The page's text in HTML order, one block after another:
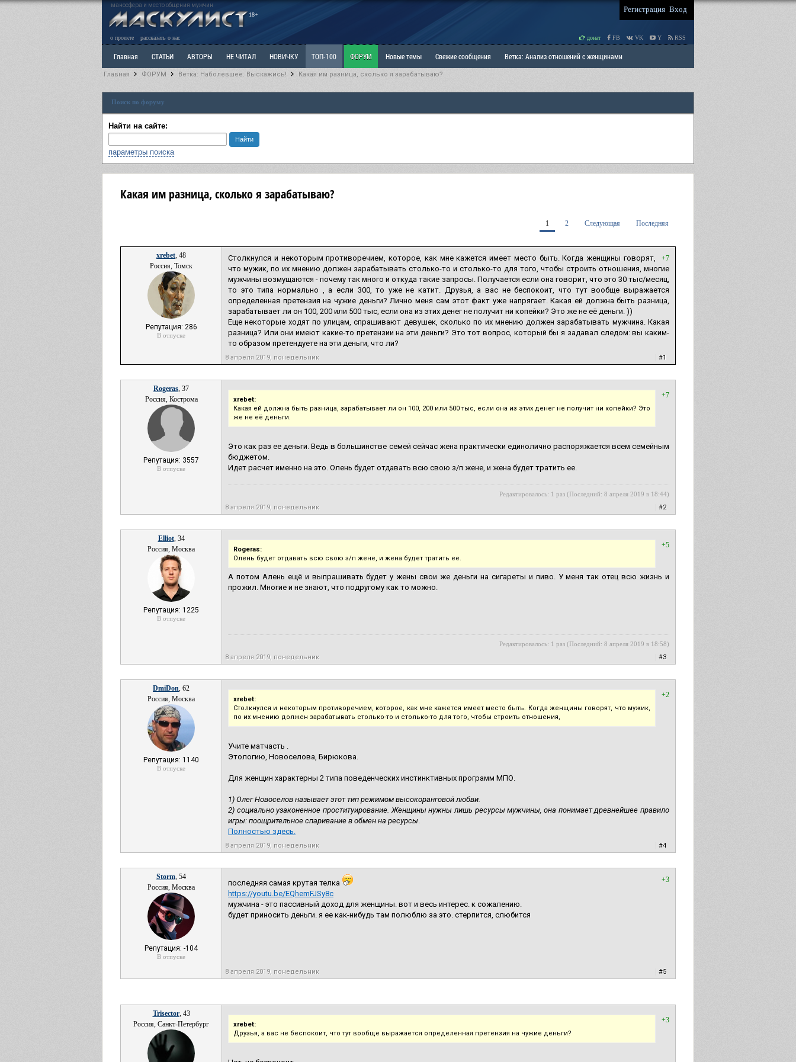
маносфера и место общения мужчин
18+
Регистрация Вход
о проекте рассказать о нас донат FB VK Y RSS
Главная СТАТЬИ АВТОРЫ НЕ ЧИТАЛ НОВИЧКУ ТОП-100 ФОРУМ Новые темы Свежие сообщения Ветка: Анализ отношений с женщинами
Ветка: Наболевшее. Выскажись! РАЗДЕЛ: Мы и Женщины
РАЗДЕЛ: Разное
Главная ФОРУМ Ветка: Наболевшее. Выскажись! Какая им разница, сколько я зарабатываю?
Поиск по форуму
Найти на сайте:
параметры поиска
Какая им разница, сколько я зарабатываю?
1 2 Следующая Последняя
xrebet, 48
Россия, Томск
Репутация: 286
В отпуске
+7
Столкнулся и некоторым противоречием, которое, как мне кажется имеет место быть. Когда женщины говорят,
что мужик, по их мнению должен зарабатывать столько-то и столько-то для того, чтобы строить отношения, многие
мужчины возмущаются - почему так много и откуда такие запросы. Получается если она говорит, что это 30 тыс/месяц,
то это типа нормально , а если 300, то уже не катит. Друзья, а вас не беспокоит, что тут вообще выражается
определенная претензия на чужие деньги? Лично меня сам этот факт уже напрягает. Какая ей должна быть разница,
зарабатывает ли он 100, 200 или 500 тыс, если она из этих денег не получит ни копейки? Это же не её деньги. ))
Еще некоторые ходят по улицам, спрашивают девушек, сколько по их мнению должен зарабатывать мужчина. Какая
разница? Или они имеют какие-то претензии на эти деньги? Это тот вопрос, который бы я задавал следом: вы каким-
то образом претендуете на эти деньги, что ли?
8 апреля 2019, понедельник #1
Rogeras, 37
Россия, Кострома
Репутация: 3557
В отпуске
+7
xrebet:
Какая ей должна быть разница, зарабатывает ли он 100, 200 или 500 тыс, если она из этих денег не получит ни копейки? Это
же не её деньги.
Это как раз ее деньги. Ведь в большинстве семей сейчас жена практически единолично распоряжается всем семейным
бюджетом.
Идет расчет именно на это. Олень будет отдавать всю свою з/п жене, и жена будет тратить ее.
Редактировалось: 1 раз (Последний: 8 апреля 2019 в 18:44)
8 апреля 2019, понедельник #2
Elliot, 34
Россия, Москва
Репутация: 1225
В отпуске
+5
Rogeras:
Олень будет отдавать всю свою з/п жене, и жена будет тратить ее.
А потом Алень ещё и выпрашивать будет у жены свои же деньги на сигареты и пиво. У меня так отец всю жизнь и
прожил. Многие и не знают, что подругому как то можно.
Редактировалось: 1 раз (Последний: 8 апреля 2019 в 18:58)
8 апреля 2019, понедельник #3
DmiDon, 62
Россия, Москва
Репутация: 1140
В отпуске
+2
xrebet:
Столкнулся и некоторым противоречием, которое, как мне кажется имеет место быть. Когда женщины говорят, что мужик,
по их мнению должен зарабатывать столько-то и столько-то для того, чтобы строить отношения,
Учите матчасть .
Этологию, Новоселова, Бирюкова.
Для женщин характерны 2 типа поведенческих инстинктивных программ МПО.
1) Олег Новоселов называет этот тип режимом высокоранговой любви.
2) социально узаконенное проституирование. Женщины нужны лишь ресурсы мужчины, она понимает древнейшее правило
игры: поощрительное спаривание в обмен на ресурсы.
Полностью здесь.
8 апреля 2019, понедельник #4
Storm, 54
Россия, Москва
Репутация: -104
В отпуске
+3
последняя самая крутая телка
https://youtu.be/EQhemFJSy8c
мужчина - это пассивный доход для женщины. вот и весь интерес. к сожалению.
будет приносить деньги. я ее как-нибудь там полюблю за это. стерпится, слюбится
8 апреля 2019, понедельник #5
Trisector, 43
Россия, Санкт-Петербург
+3
xrebet:
Друзья, а вас не беспокоит, что тут вообще выражается определенная претензия на чужие деньги?